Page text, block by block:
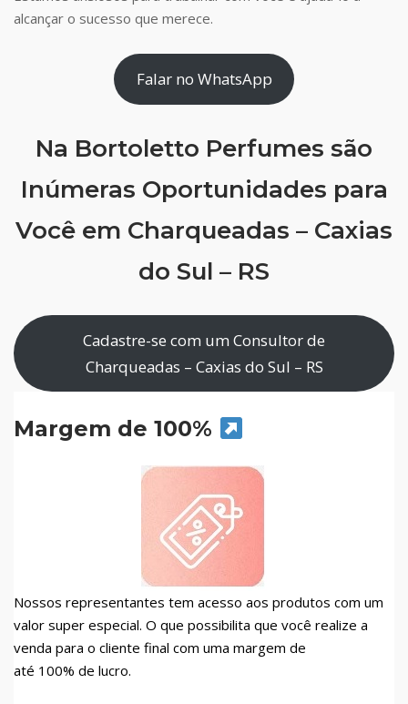
alcançar o sucesso que merece.
Falar no WhatsApp
Na Bortoletto Perfumes são
Inúmeras Oportunidades para
Você em Charqueadas – Caxias
do Sul – RS
Cadastre-se com um Consultor de
Charqueadas – Caxias do Sul – RS
Margem de 100%
Nossos representantes tem acesso aos produtos com um
valor super especial. O que possibilita que você realize a
venda para o cliente final com uma margem de
até 100% de lucro.